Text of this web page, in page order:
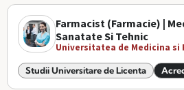
Farmacist (Farmacie) |
Sanatate Si Tehnic
Universitatea de Medicina si
Studii Universitare de Licenta